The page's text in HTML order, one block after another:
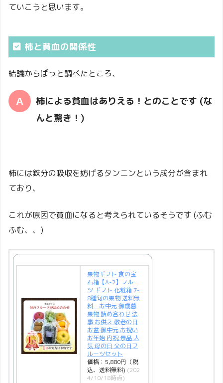
ていこうと思います。
柿と貧血の関係性
結論からぱっと調べたところ、
柿による貧血はありえる！とのことです (な
んと驚き！)
柿には鉄分の吸収を妨げるタンニンという成分が含まれ
ており、
これが原因で貧血になると考えられているそうです (ふむ
ふむ、、)
果物ギフト 食の宝
石箱【A-2】フルー
ツ ギフト 化粧箱 7-
8種旬の果物 送料無
料 お中元 御歳暮
果物 詰め合わせ 法
事 お供え 敬老の日
お盆 御中元 お祝い
お年始 内祝 景品 人
気 母の日 父の日フ
ルーツセット
価格：5,880円（税
込、送料無料) (202
4/10/18時点)